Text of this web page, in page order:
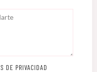
DE PRIVACIDAD